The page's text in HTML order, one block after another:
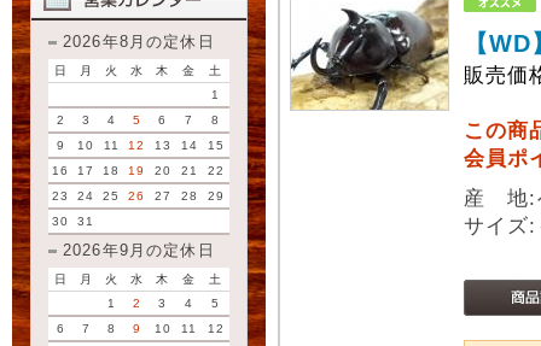
2026年8月の定休日
日 月 火 水 木 金
土
1
2
3 4 5 6 7
8
9
10 11 12 13 14
15
16
17 18 19 20 21
22
23
24 25 26 27 28
29
30
31
2026年9月の定休日
日 月 火 水 木 金
土
1
2 3 4
5
6
7 8 9 10 11
12
【
販売価
この商
会員ポ
産 地:
サイ